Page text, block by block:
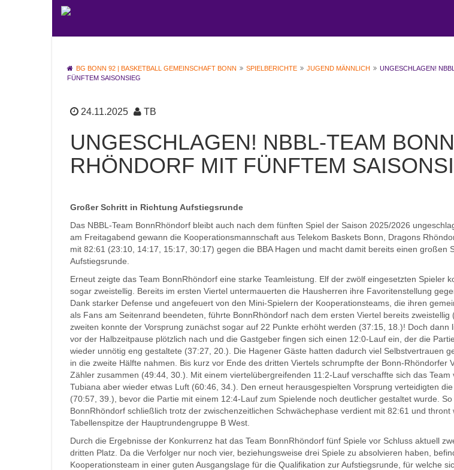
BG BONN 92 | BASKETBALL GEMEINSCHAFT BONN SPIELBERICHTE JUGEND MÄNNLICH
UNGESCHLAGEN!
FÜNFTEM SAISONSIEG
24.11.2025 TB
UNGESCHLAGEN! NBBL-TEAM BONN
RHÖNDORF MIT FÜNFTEM
Großer Schritt in Richtung Aufstiegsrunde
Das NBBL-Team BonnRhöndorf bleibt auch nach dem fünften Spiel der Saison 2025/2026
am Freitagabend gewann die Kooperationsmannschaft aus Telekom Baskets Bonn, Dragons
mit 82:61 (23:10, 14:17, 15:17, 30:17) gegen die BBA Hagen und macht damit bereits einen großen
Aufstiegsrunde.
Erneut zeigte das Team BonnRhöndorf eine starke Teamleistung. Elf der zwölf eingesetzten Spieler
sogar zweistellig. Bereits im ersten Viertel untermauerten die Hausherren ihre Favoritenstellung
Dank starker Defense und angefeuert von den Mini-Spielern der Kooperationsteams, die ihren
als Fans am Seitenrand beendeten, führte BonnRhöndorf nach dem ersten Viertel bereits zweistellig
zweiten konnte der Vorsprung zunächst sogar auf 22 Punkte erhöht werden (37:15, 18.)! Doch dann
vor der Halbzeitpause plötzlich nach und die Gastgeber fingen sich einen 12:0-Lauf ein, der die
wieder unnötig eng gestaltete (37:27, 20.). Die Hagener Gäste hatten dadurch viel Selbstvertrauen
in die zweite Hälfte nahmen. Bis kurz vor Ende des dritten Viertels schrumpfte der Bonn-Rhöndorfer
Zähler zusammen (49:44, 30.). Mit einem viertelübergreifenden 11:2-Lauf verschaffte sich das Team
Tubiana aber wieder etwas Luft (60:46, 34.). Den erneut herausgespielten Vorsprung verteidigten
(70:57, 39.), bevor die Partie mit einem 12:4-Lauf zum Spielende noch deutlicher gestaltet wurde.
BonnRhöndorf schließlich trotz der zwischenzeitlichen Schwächephase verdient mit 82:61 und thront
Tabellenspitze der Hauptrundengruppe B West.
Durch die Ergebnisse der Konkurrenz hat das Team BonnRhöndorf fünf Spiele vor Schluss aktuell
dritten Platz. Da die Verfolger nur noch vier, beziehungsweise drei Spiele zu absolvieren haben,
Kooperationsteam in einer guten Ausgangslage für die Qualifikation zur Aufstiegsrunde, für welche